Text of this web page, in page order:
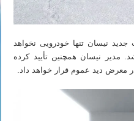
نیسان تنها خودرویی نخواهد
مدیر نیسان همچنین تأیید کرده
معرض دید عموم قرار خواهد داد.